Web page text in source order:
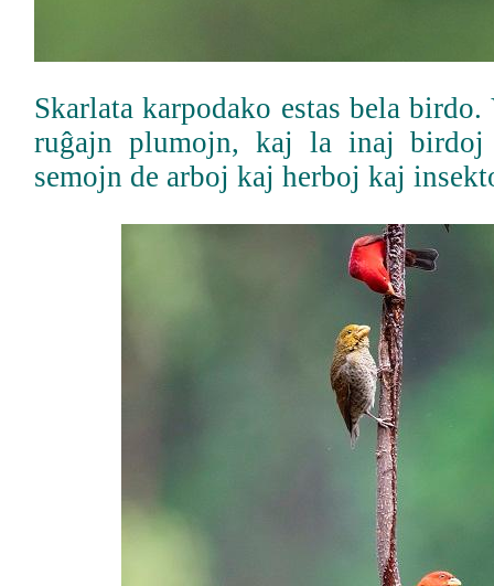
Skarlata karpodako estas bela
ruĝajn plumojn, kaj la inaj birdoj
semojn de arboj kaj herboj kaj